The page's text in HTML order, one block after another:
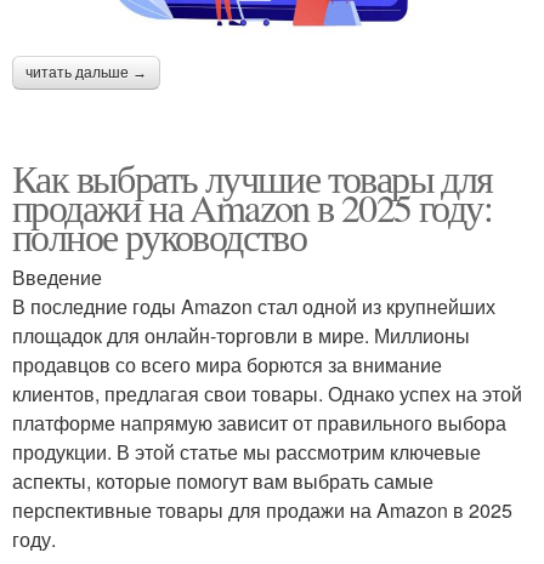
читать дальше →
Как выбрать лучшие товары для
продажи на Amazon в 2025 году:
полное руководство
Введение
В последние годы Amazon стал одной из крупнейших
площадок для онлайн-торговли в мире. Миллионы
продавцов со всего мира борются за внимание
клиентов, предлагая свои товары. Однако успех на этой
платформе напрямую зависит от правильного выбора
продукции. В этой статье мы рассмотрим ключевые
аспекты, которые помогут вам выбрать самые
перспективные товары для продажи на Amazon в 2025
году.